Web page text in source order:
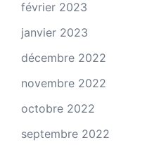
février 2023
janvier 2023
décembre 2022
novembre 2022
octobre 2022
septembre 2022